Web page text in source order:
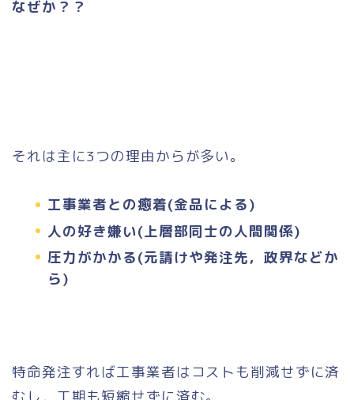
なぜか？？
それは主に3つの理由からが多い。
工事業者との癒着(金品による)
人の好き嫌い(上層部同士の人間関係)
圧力がかかる(元請けや発注先，政界などか
ら)
特命発注すれば工事業者はコストも削減せずに済